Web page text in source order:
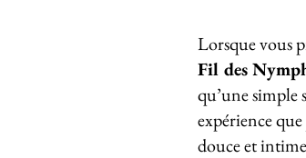
Lorsque vous
Fil des
qu’une simple
expérience
douce et